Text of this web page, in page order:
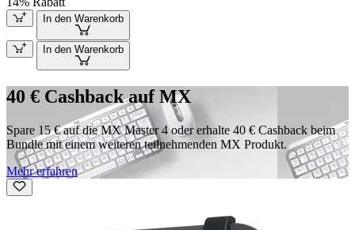
In den Warenkorb
In den Warenkorb
40 € Cashback auf MX
Spare 15 € auf die MX Master 4 oder erhalte 40 € Cashback beim
Bundle mit einem weiteren teilnehmenden MX Produkt.
Mehr erfahren